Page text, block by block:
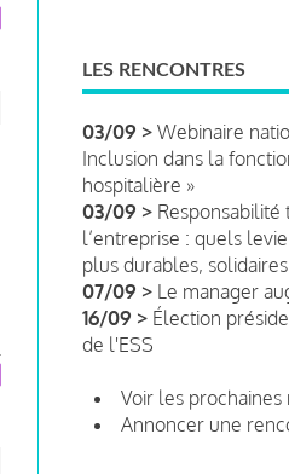
LES RENCONTRES
03/09 > Webinaire
Inclusion dans la
hospitalière »
03/09 >
l’entreprise : quels
plus durables,
07/09 > Le manager
16/09 > Élection
de l'ESS
Voir les
Annoncer une